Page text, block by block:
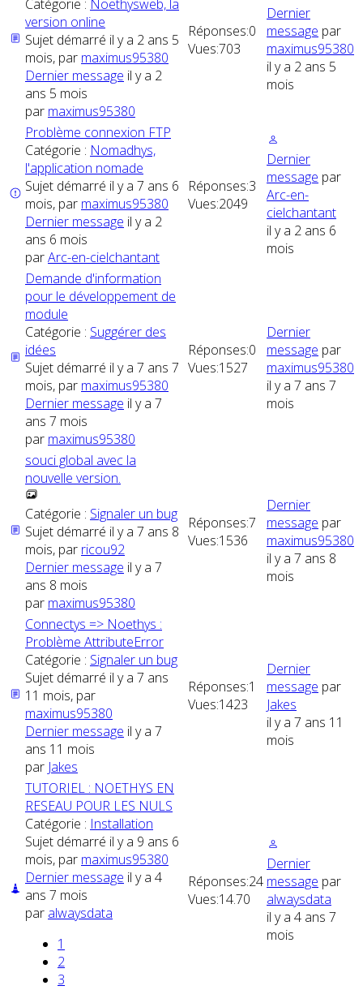
Catégorie : Noethysweb, la
version online
Sujet démarré il y a 2 ans 5
mois, par maximus95380
Dernier message il y a 2
ans 5 mois
par maximus95380
Réponses:0
Vues:703
Dernier
message par
maximus95380
il y a 2 ans 5
mois
Problème connexion FTP
Catégorie : Nomadhys,
l'application nomade
Sujet démarré il y a 7 ans 6
mois, par maximus95380
Dernier message il y a 2
ans 6 mois
parArc-en-cielchantant
Réponses:3
Vues:2049
Dernier
message par
Arc-en-
cielchantant
il y a 2 ans 6
mois
Demande d'information
pour le développement de
module
Catégorie : Suggérer des
idées
Sujet démarré il y a 7 ans 7
mois, par maximus95380
Dernier message il y a 7
ans 7 mois
par maximus95380
Réponses:0
Vues:1527
Dernier
message par
maximus95380
il y a 7 ans 7
mois
souci global avec la
nouvelle version.
Catégorie : Signaler un bug
Sujet démarré il y a 7 ans 8
mois, par ricou92
Dernier message il y a 7
ans 8 mois
par maximus95380
Réponses:7
Vues:1536
Dernier
message par
maximus95380
il y a 7 ans 8
mois
Connectys => Noethys :
Problème AttributeError
Catégorie : Signaler un bug
Sujet démarré il y a 7 ans
11 mois, par
maximus95380
Dernier message il y a 7
ans 11 mois
par Jakes
Réponses:1
Vues:1423
Dernier
message par
Jakes
il y a 7 ans 11
mois
TUTORIEL : NOETHYS EN
RESEAU POUR LES NULS
Catégorie : Installation
Sujet démarré il y a 9 ans 6
mois, par maximus95380
Dernier message il y a 4
ans 7 mois
par alwaysdata
1
2
3
Réponses:24
Vues:14.70
Dernier
message par
alwaysdata
il y a 4 ans 7
mois